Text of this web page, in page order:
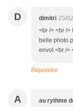
D dimitri 25/
<br /> <br />
belle photo
envol.<br />
Répondre
A au rythme